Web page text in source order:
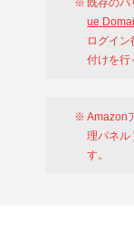
既存の
ue
ログイン
付けを行
Amazon
理パネル
す。